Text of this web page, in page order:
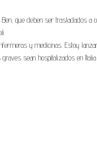
que deben ser trasladados a
y medicinas. Estoy
sean hospitalizados en